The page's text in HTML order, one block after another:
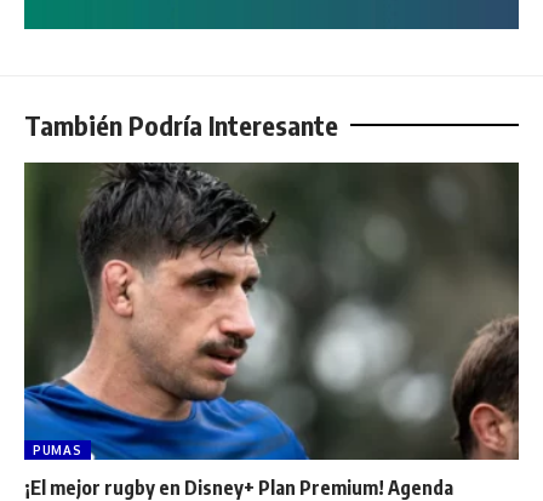
También Podría Interesante
PUMAS
¡El mejor rugby en Disney+ Plan Premium! Agenda